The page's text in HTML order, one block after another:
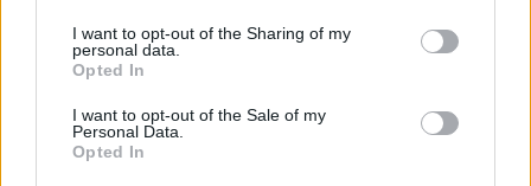
not limited to your visit or usage behaviour. You may click to
grant or deny consent to Google and its third-party tags to
use your data for below specified purposes in below Google
consent section.
I want to opt-out of the Sharing of my
personal data.
Opted In
I want to opt-out of the Sale of my
Personal Data.
Opted In